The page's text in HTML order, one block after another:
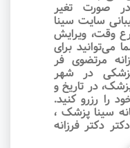
صورت تغیر
سایت سینا
وقت‌، ویرایش
می‌توانید برای
مرتضوی فر
در شهر
در تاریخ و
را رزرو کنید.
سینا پزشک ،
دکتر فرزانه